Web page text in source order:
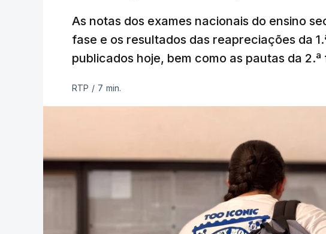
As notas dos exames nacionais do ensino
fase e os resultados das reapreciações da
publicados hoje, bem como as pautas da 2.ª
RTP / 7 min.